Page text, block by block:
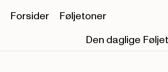
Forsider
Føljetoner
Den daglige